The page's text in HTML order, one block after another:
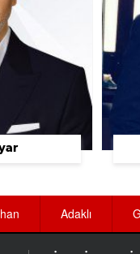
Sistemleri
Adaklı